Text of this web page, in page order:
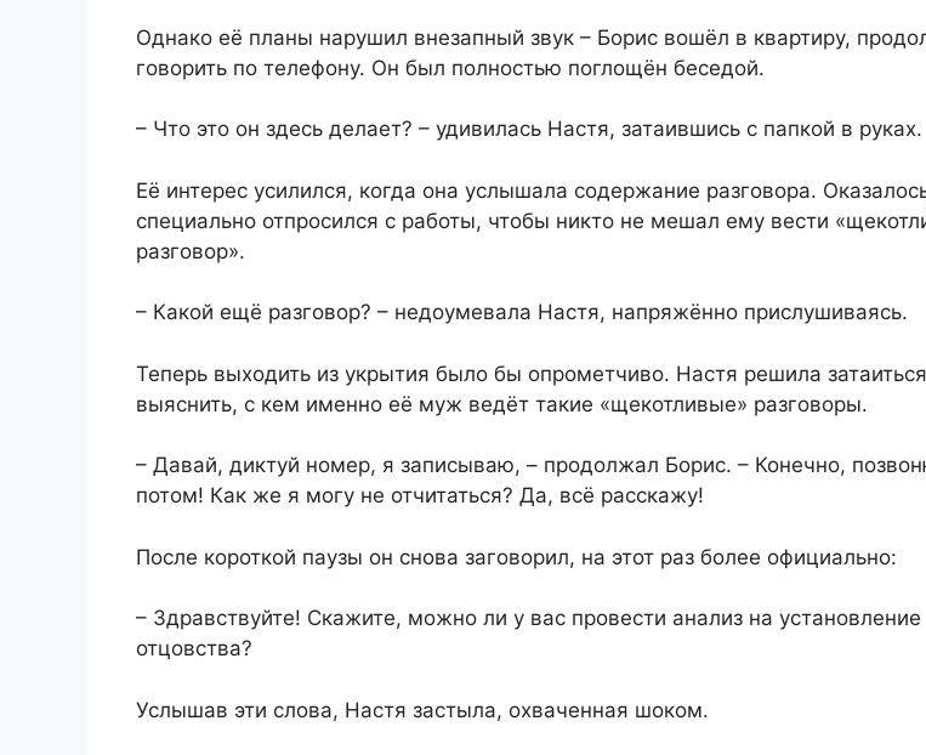
Однако её планы нарушил внезапный звук – Борис вошёл в квартиру,
говорить по телефону. Он был полностью поглощён беседой.
– Что это он здесь делает? – удивилась Настя, затаившись с папкой в руках.
Её интерес усилился, когда она услышала содержание разговора.
специально отпросился с работы, чтобы никто не мешал ему вести
разговор».
– Какой ещё разговор? – недоумевала Настя, напряжённо прислушиваясь.
Теперь выходить из укрытия было бы опрометчиво. Настя решила
выяснить, с кем именно её муж ведёт такие «щекотливые» разговоры.
– Давай, диктуй номер, я записываю, – продолжал Борис. – Конечно,
потом! Как же я могу не отчитаться? Да, всё расскажу!
После короткой паузы он снова заговорил, на этот раз более официально:
– Здравствуйте! Скажите, можно ли у вас провести анализ на установление
отцовства?
Услышав эти слова, Настя застыла, охваченная шоком.